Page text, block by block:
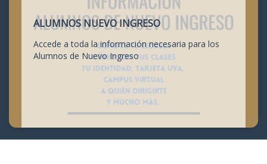
ALUMNOS NUEVO INGRESO
Accede a toda la información necesaria para los
Alumnos de Nuevo Ingreso